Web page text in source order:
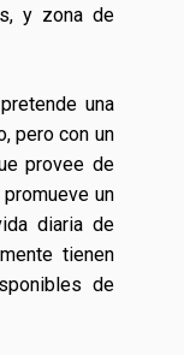
y zona de
una
pero con un
provee de
un
diaria de
tienen
de